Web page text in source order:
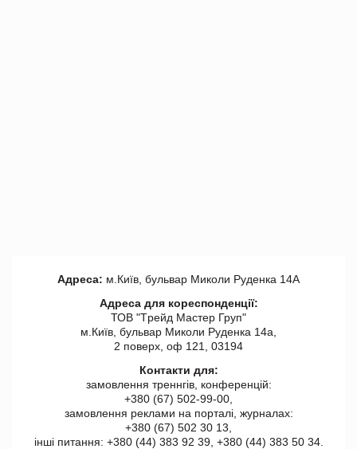
Адреса: м.Київ, бульвар Миколи Руденка 14А
Адреса для кореспонденції:
ТОВ "Tрейд Мастер Груп"
м.Київ, бульвар Миколи Руденка 14а,
2 поверх, оф 121, 03194
Контакти для:
замовлення треннгів, конференцій:
+380 (67) 502-99-00,
замовлення реклами на порталі, журналах:
+380 (67) 502 30 13,
інші питання: +380 (44) 383 92 39, +380 (44) 383 50 34.